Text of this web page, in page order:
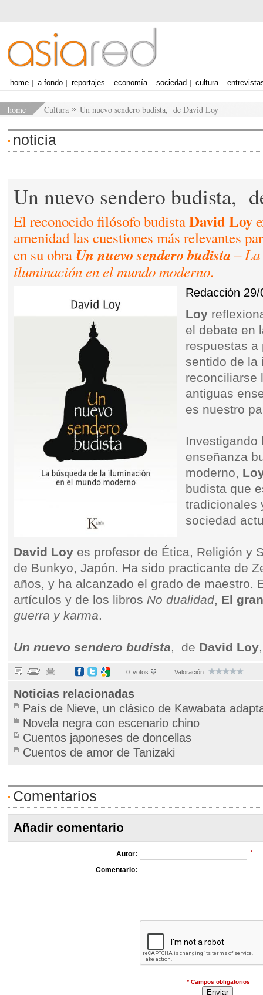
home Cultura Un nuevo sendero budista, de David Loy
home a fondo reportajes economía sociedad cultura
noticia
Un nuevo sendero budista,
El reconocido filósofo budistaDavid Loy
amenidad las cuestiones más relevantes
en su obra Un nuevo sendero budista–La
iluminación en el mundo moderno.
Redacción 29/
Loy
el debate en
respuestas a
sentido de la
reconciliarse
antiguas
es nuestro
Investigando
enseñanza
moderno,
budista que
tradicionales
sociedad
David Loy es profesor de Ética, Religión y
de Bunkyo, Japón. Ha sido practicante de
años, y ha alcanzado el grado de maestro.
artículos y de los librosNo dualidad, El
guerra y karma.
Un nuevo sendero budista, de David Loy
0 votos Valoración
Noticias relacionadas
País de Nieve, un clásico de Kawabata
Novela negra con escenario chino
Cuentos japoneses de doncellas
Cuentos de amor de Tanizaki
Comentarios
Añadir comentario
Autor: *
Comentario:
* Campos obligatorios